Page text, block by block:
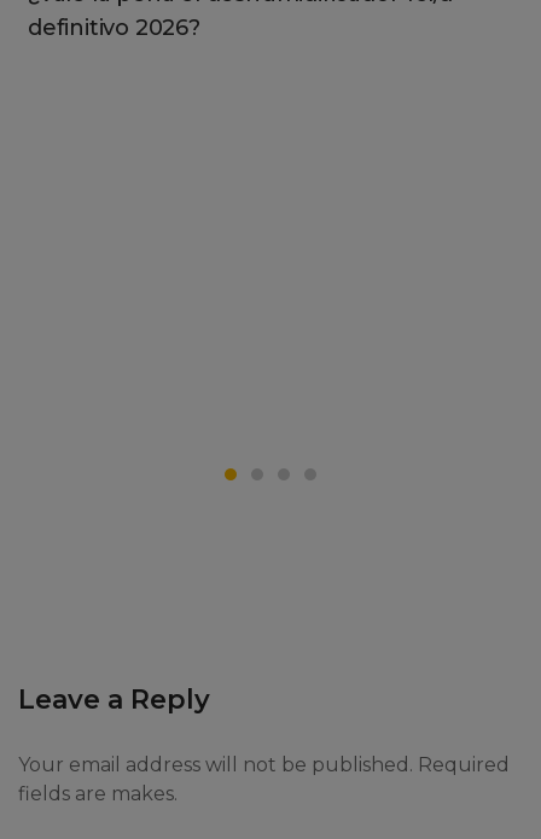
definitivo 2026?
Leave a Reply
Your email address will not be published. Required
fields are makes.